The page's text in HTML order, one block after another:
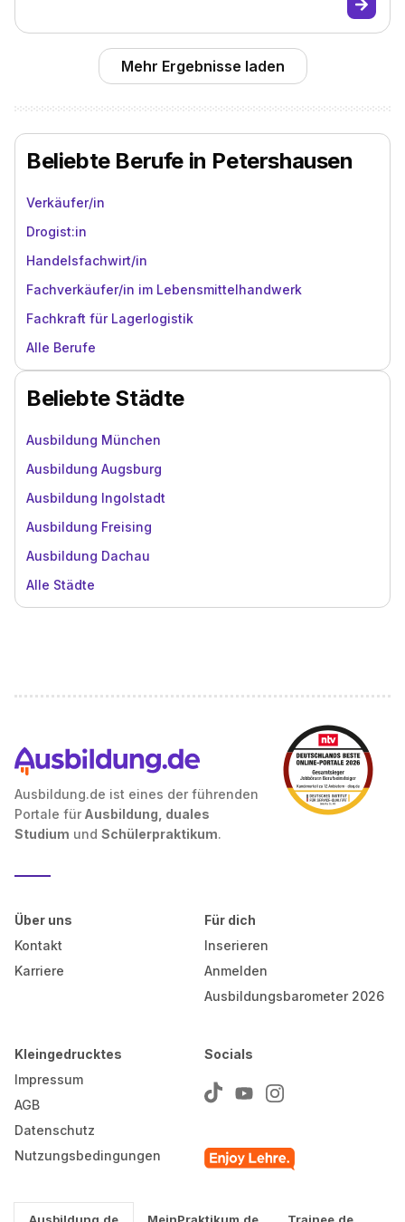
Mehr Ergebnisse laden
Beliebte Berufe in Petershausen
Verkäufer/in
Drogist:in
Handelsfachwirt/in
Fachverkäufer/in im Lebensmittelhandwerk
Fachkraft für Lagerlogistik
Alle Berufe
Beliebte Städte
Ausbildung München
Ausbildung Augsburg
Ausbildung Ingolstadt
Ausbildung Freising
Ausbildung Dachau
Alle Städte
Ausbildung.de ist eines der führenden
Portale für Ausbildung, duales
Studium und Schülerpraktikum.
Über uns
Kontakt
Karriere
Für dich
Inserieren
Anmelden
Ausbildungsbarometer 2026
Kleingedrucktes
Impressum
AGB
Datenschutz
Nutzungsbedingungen
Socials